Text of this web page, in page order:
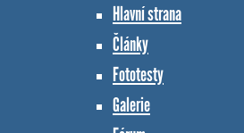
Hlavní strana
Články
Fototesty
Galerie